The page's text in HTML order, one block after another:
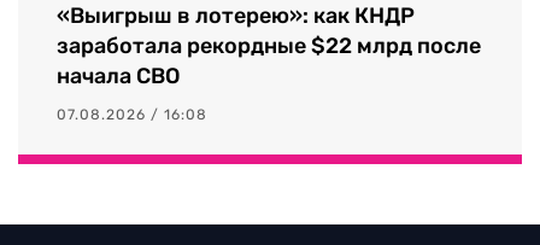
«Выигрыш в лотерею»: как КНДР
заработала рекордные $22 млрд после
начала СВО
07.08.2026 / 16:08